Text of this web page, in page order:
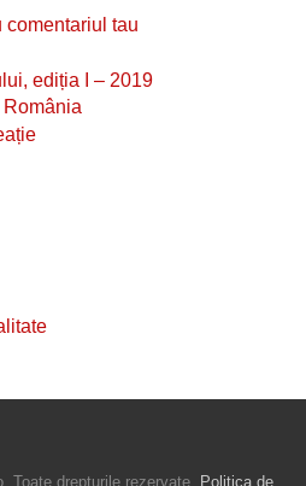
comentariul tau
ediția I – 2019
Toate drepturile rezervate. Politica de